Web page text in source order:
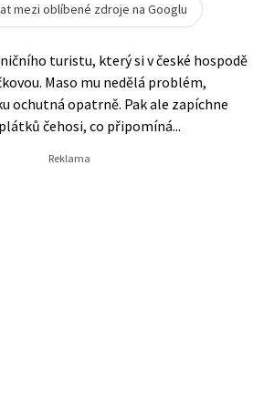
mezi oblíbené zdroje na Googlu
turistu, který si v české hospodě
Maso mu nedělá problém,
ochutná opatrně. Pak ale zapíchne
čehosi, co připomíná...